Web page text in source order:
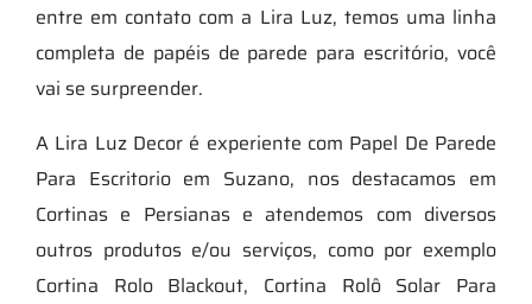
entre em contato com a Lira Luz, temos uma linha
completa de papéis de parede para escritório, você
vai se surpreender.
A Lira Luz Decor é experiente com Papel De Parede
Para Escritorio em Suzano, nos destacamos em
Cortinas e Persianas e atendemos com diversos
outros produtos e/ou serviços, como por exemplo
Cortina Rolo Blackout, Cortina Rolô Solar Para